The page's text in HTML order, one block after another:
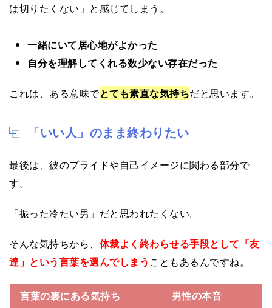
は切りたくない」と感じてしまう。
一緒にいて居心地がよかった
自分を理解してくれる数少ない存在だった
これは、ある意味でとても素直な気持ちだと思います。
「いい人」のまま終わりたい
最後は、彼のプライドや自己イメージに関わる部分で
す。
「振った冷たい男」だと思われたくない。
そんな気持ちから、 体裁よく終わらせる手段として「友
達」という言葉を選んでしまう こともあるんですね。
言葉の裏にある気持ち
男性の本音